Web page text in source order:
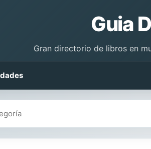
Guia
Gran directorio de libros en